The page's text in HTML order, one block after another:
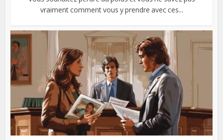
vraiment comment vous y prendre avec ces...